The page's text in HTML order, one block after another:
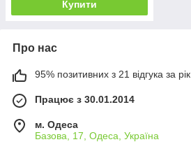
Купити
Про нас
95% позитивних з 21 відгука за рік
Працює з 30.01.2014
м. Одеса
Базова, 17, Одеса, Україна